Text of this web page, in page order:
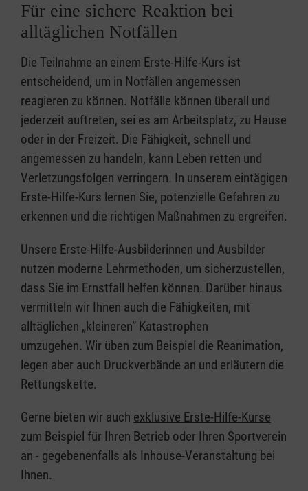
Für eine sichere Reaktion bei
alltäglichen Notfällen
Die Teilnahme an einem Erste-Hilfe-Kurs ist
entscheidend, um in Notfällen angemessen
reagieren zu können. Notfälle können überall und
jederzeit auftreten, sei es am Arbeitsplatz, zu Hause
oder in der Freizeit. Die Fähigkeit, schnell und
angemessen zu handeln, kann Leben retten und
Verletzungsfolgen verringern. In unserem eintägigen
Erste-Hilfe-Kurs lernen Sie, potenzielle Gefahren zu
erkennen und die richtigen Maßnahmen zu ergreifen.
Unsere Erste-Hilfe-Ausbilderinnen und Ausbilder
nutzen moderne Lehrmethoden, um sicherzustellen,
dass Sie im Ernstfall helfen können. Darüber hinaus
vermitteln wir Ihnen auch die Fähigkeiten, mit
alltäglichen „kleineren” Katastrophen
umzugehen. Wir üben zum Beispiel die Reanimation,
legen aber auch Druckverbände an und erläutern die
Rettungskette.
Gerne bieten wir auch exklusive Erste-Hilfe-Kurse
zum Beispiel für Ihren Betrieb oder Ihren Sportverein
an - gegebenenfalls als Inhouse-Veranstaltung bei
Ihnen.